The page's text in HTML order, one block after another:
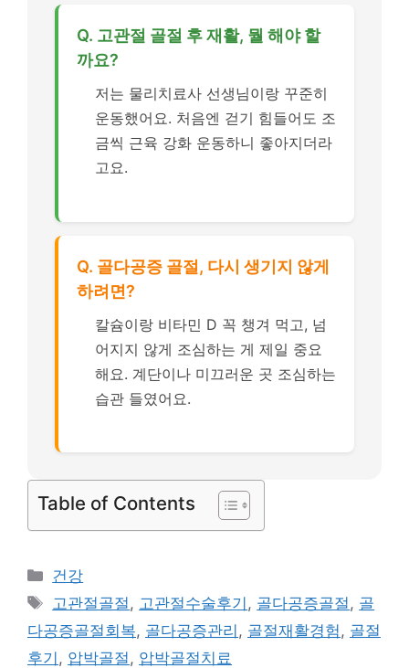
Q. 고관절 골절 후 재활, 뭘 해야 할
까요?
저는 물리치료사 선생님이랑 꾸준히
운동했어요. 처음엔 걷기 힘들어도 조
금씩 근육 강화 운동하니 좋아지더라
고요.
Q. 골다공증 골절, 다시 생기지 않게
하려면?
칼슘이랑 비타민 D 꼭 챙겨 먹고, 넘
어지지 않게 조심하는 게 제일 중요
해요. 계단이나 미끄러운 곳 조심하는
습관 들였어요.
Table of Contents
카
테
리
건강
태
그
고관절골절 , 고관절수술후기 , 골다공증골절 , 골
다공증골절회복, 골다공증관리 , 골절재활경험, 골절
후기 , 압박골절 , 압박골절치료